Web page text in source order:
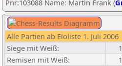
Pnr:103088 Name: Martin Frank (
Alle Partien ab Eloliste 1. Juli 2006
Siege mit Weiß:
Remisen mit Weiß: